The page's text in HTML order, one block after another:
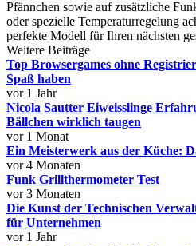
Pfännchen sowie auf zusätzliche
oder spezielle Temperaturregelung
perfekte Modell für Ihren nächsten
Weitere Beiträge
Top Browsergames ohne
Spaß haben
vor 1 Jahr
Nicola Sautter Eiweisslinge
Bällchen wirklich taugen
vor 1 Monat
Ein Meisterwerk aus der Küche:
vor 4 Monaten
Funk Grillthermometer Test
vor 3 Monaten
Die Kunst der Technischen
für Unternehmen
vor 1 Jahr